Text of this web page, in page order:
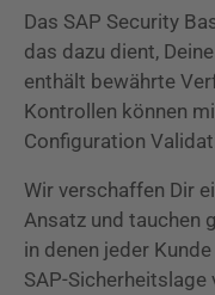
Das SAP Security
das dazu dient,
enthält bewährte
Kontrollen können
Configuration
Wir verschaffen Dir
Ansatz und tauchen
in denen jeder
SAP-Sicherheitslage